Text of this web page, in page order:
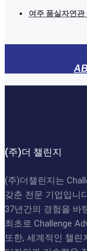
여주 품실자연관
(주)더 챌린지
(주)더챌린지는
갖춘 전문 기업입니
37년간의 경험을 바
최초로 Challenge
또한, 세계적인 챌린